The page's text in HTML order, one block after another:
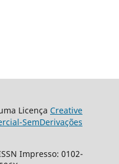
Licença Creative
SemDerivações
Impresso: 0102-